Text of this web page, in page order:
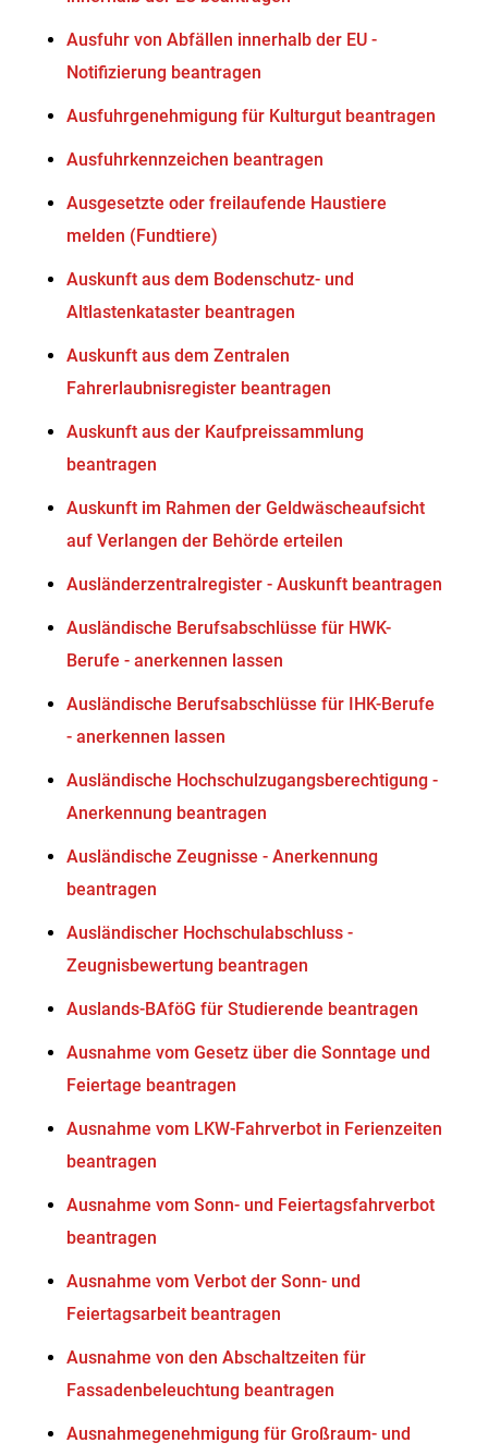
Ausfuhr von Abfällen innerhalb der EU -
Notifizierung beantragen
Ausfuhrgenehmigung für Kulturgut beantragen
Ausfuhrkennzeichen beantragen
Ausgesetzte oder freilaufende Haustiere
melden (Fundtiere)
Auskunft aus dem Bodenschutz- und
Altlastenkataster beantragen
Auskunft aus dem Zentralen
Fahrerlaubnisregister beantragen
Auskunft aus der Kaufpreissammlung
beantragen
Auskunft im Rahmen der Geldwäscheaufsicht
auf Verlangen der Behörde erteilen
Ausländerzentralregister - Auskunft beantragen
Ausländische Berufsabschlüsse für HWK-
Berufe - anerkennen lassen
Ausländische Berufsabschlüsse für IHK-Berufe
- anerkennen lassen
Ausländische Hochschulzugangsberechtigung -
Anerkennung beantragen
Ausländische Zeugnisse - Anerkennung
beantragen
Ausländischer Hochschulabschluss -
Zeugnisbewertung beantragen
Auslands-BAföG für Studierende beantragen
Ausnahme vom Gesetz über die Sonntage und
Feiertage beantragen
Ausnahme vom LKW-Fahrverbot in Ferienzeiten
beantragen
Ausnahme vom Sonn- und Feiertagsfahrverbot
beantragen
Ausnahme vom Verbot der Sonn- und
Feiertagsarbeit beantragen
Ausnahme von den Abschaltzeiten für
Fassadenbeleuchtung beantragen
Ausnahmegenehmigung für Großraum- und